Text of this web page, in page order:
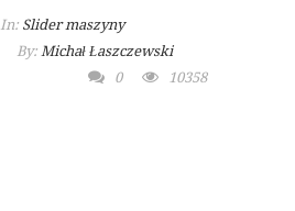
In: Slider maszyny
By: Michał Łaszczewski
0
10358